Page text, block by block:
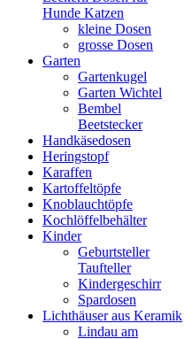
Hunde Katzen
kleine Dosen
grosse Dosen
Garten
Gartenkugel
Garten Wichtel
Bembel
Beetstecker
Handkäsedosen
Heringstopf
Karaffen
Kartoffeltöpfe
Knoblauchtöpfe
Kochlöffelbehälter
Kinder
Geburtsteller
Taufteller
Kindergeschirr
Spardosen
Lichthäuser aus Keramik
Lindau am